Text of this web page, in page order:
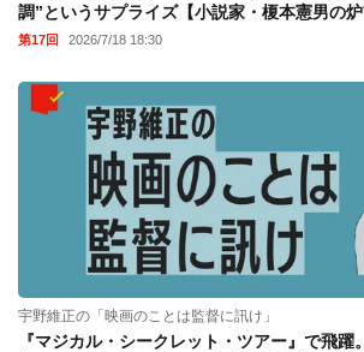
調”というサプライズ【小説家・榎本憲男の炉
第17回 2026/7/18 18:30
宇野維正の「映画のことは監督に訊け」
『マジカル・シークレット・ツアー』で飛躍